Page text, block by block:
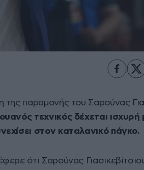
παραμονής του Σαρούνας
τεχνικός δέχεται ισχυρή
στον καταλανικό πάγκο.
ότι Σαρούνας